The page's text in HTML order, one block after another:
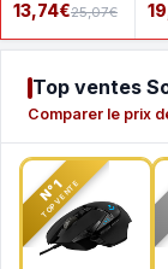
13,74€25,07€
Top ventes
Comparer le prix
N°1
TOP VENTE